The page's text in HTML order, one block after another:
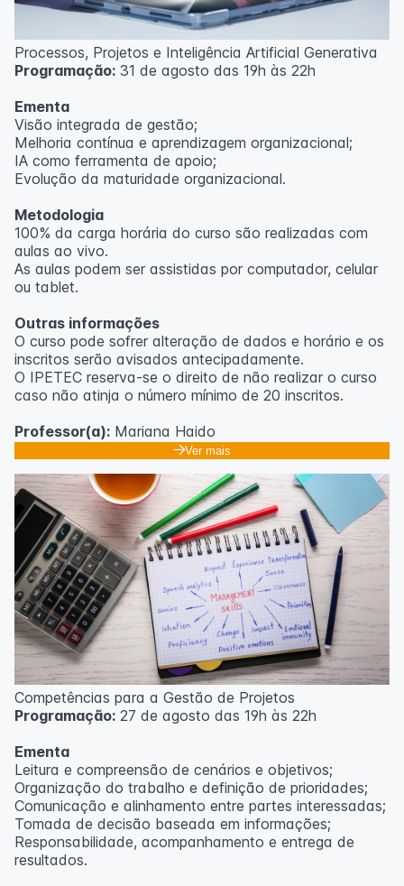
Processos, Projetos e Inteligência Artificial Generativa
Programação: 31 de agosto das 19h às 22h
Ementa
Visão integrada de gestão;
Melhoria contínua e aprendizagem organizacional;
IA como ferramenta de apoio;
Evolução da maturidade organizacional.
Metodologia
100% da carga horária do curso são realizadas com
aulas ao vivo.
As aulas podem ser assistidas por computador, celular
ou tablet.
Outras informações
O curso pode sofrer alteração de dados e horário e os
inscritos serão avisados ​​antecipadamente.
O IPETEC reserva-se o direito de não realizar o curso
caso não atinja o número mínimo de 20 inscritos.
Professor(a): Mariana Haido
Ver mais
Competências para a Gestão de Projetos
Programação: 27 de agosto das 19h às 22h
Ementa
Leitura e compreensão de cenários e objetivos;
Organização do trabalho e definição de prioridades;
Comunicação e alinhamento entre partes interessadas;
Tomada de decisão baseada em informações;
Responsabilidade, acompanhamento e entrega de
resultados.